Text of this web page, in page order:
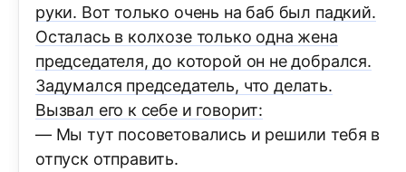
руки. Вот только очень на баб был падкий.
Осталась в колхозе только одна жена
председателя, до которой он не добрался.
Задумался председатель, что делать.
Вызвал его к себе и говорит:
— Мы тут посоветовались и решили тебя в
отпуск отправить.